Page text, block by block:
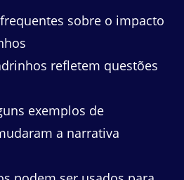
sobre o impacto
refletem questões
exemplos de
a narrativa